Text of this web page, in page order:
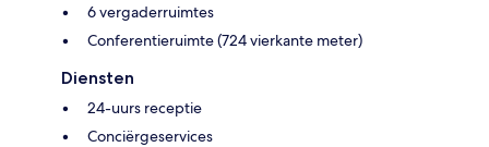
6 vergaderruimtes
Conferentieruimte (724 vierkante meter)
Diensten
24-uurs receptie
Conciërgeservices